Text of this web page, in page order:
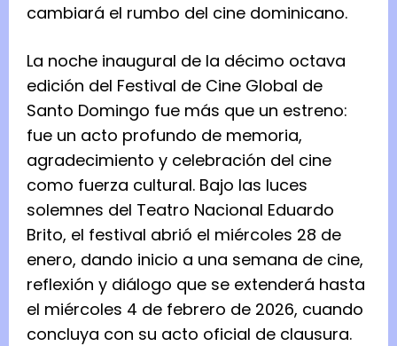
cambiará el rumbo del cine dominicano.
La noche inaugural de la décimo octava
edición del Festival de Cine Global de
Santo Domingo fue más que un estreno:
fue un acto profundo de memoria,
agradecimiento y celebración del cine
como fuerza cultural. Bajo las luces
solemnes del Teatro Nacional Eduardo
Brito, el festival abrió el miércoles 28 de
enero, dando inicio a una semana de cine,
reflexión y diálogo que se extenderá hasta
el miércoles 4 de febrero de 2026, cuando
concluya con su acto oficial de clausura.